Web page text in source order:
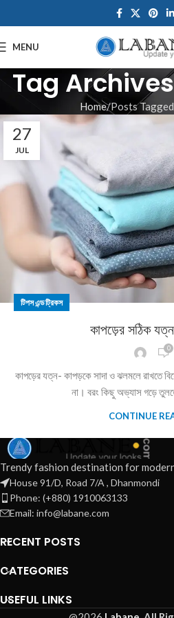
MENU
Tag Archives:
Home Posts Tagged
27
JUL
টিপস এন্ড ট্রিকস
কাপড়ের সঠিক যত্ন
0
কাপড়ের যত্ন- কাপড়কে সাদা ও ঝলমলে রাখতে
না। বরং কিছু অভ্যাস গড়ে
CONTINUE
Trendy fashion destination for
House 91/D, Road 7/A , Dhanmondi
Phone: (+880) 1910063133
Email: info@labane.com
RECENT POSTS
CATEGORIES
USEFUL LINKS